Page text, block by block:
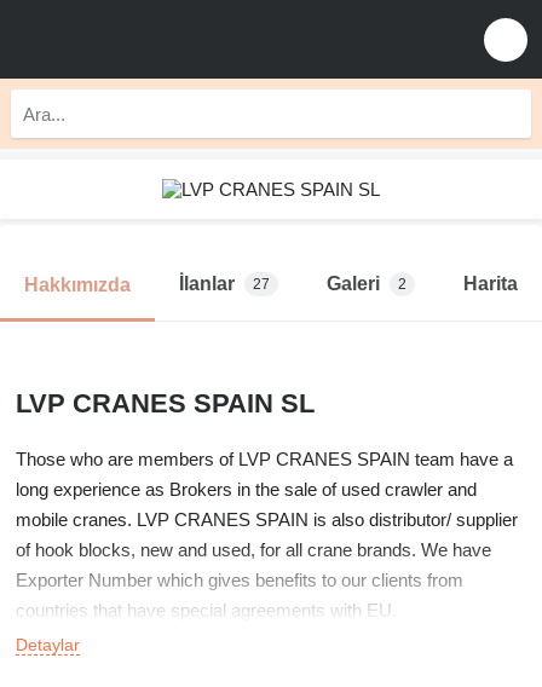
Hakkımızda İlanlar 27 Galeri 2 Harita
LVP CRANES SPAIN SL
Those who are members of LVP CRANES SPAIN team have a
long experience as Brokers in the sale of used crawler and
mobile cranes. LVP CRANES SPAIN is also distributor/ supplier
of hook blocks, new and used, for all crane brands. We have
Exporter Number which gives benefits to our clients from
countries that have special agreements with EU.
Detaylar